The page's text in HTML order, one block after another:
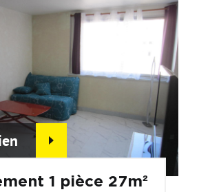
1 pièce 27m²